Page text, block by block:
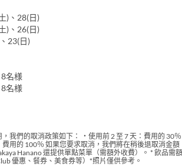
)、28(日)
)、26(日)
23(日)
名様
名様
我們的取消政策如下： ・使用前 2 至 7 天：費用的 30
費用的 100％ 如果您要求取消，我們將在稍後退取消金
Hanano 還提供單點菜單（需額外收費）。 * 飲品需
優惠、餐券、美食券等）*照片僅供參考。